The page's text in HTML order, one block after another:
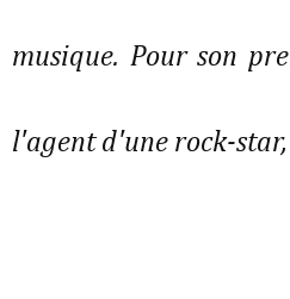
musique. Pour son
l'agent d'une rock-star,